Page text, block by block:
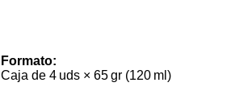
Formato:
Caja de 4 uds × 65 gr (120 ml)